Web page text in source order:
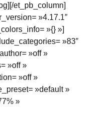
et_pb_column]
»4.17.1″
»{} »]
»83″
»off »
»off »
»off »
»default »
»